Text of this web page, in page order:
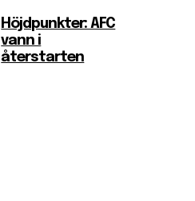
Höjdpunkter: AFC
vann i
återstarten